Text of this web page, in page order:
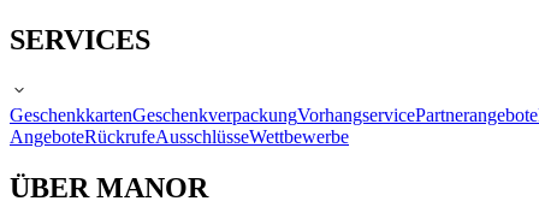
SERVICES
GeschenkkartenGeschenkverpackungVorhangservicePartnerangebote
AngeboteRückrufeAusschlüsseWettbewerbe
ÜBER MANOR